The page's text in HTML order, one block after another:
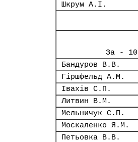
Шкрум А.І.
За - 10
Бандуров В.В.
Гіршфельд А.М.
Івахів С.П.
Литвин В.М.
Мельничук С.П.
Москаленко Я.М.
Петьовка В.В.